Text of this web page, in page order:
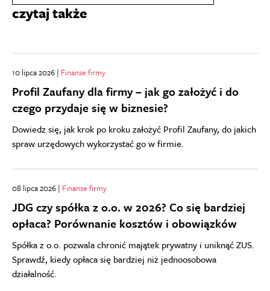
czytaj także
10 lipca 2026 | Finanse firmy
Profil Zaufany dla firmy – jak go założyć i do
czego przydaje się w biznesie?
Dowiedz się, jak krok po kroku założyć Profil Zaufany, do jakich
spraw urzędowych wykorzystać go w firmie.
08 lipca 2026 | Finanse firmy
JDG czy spółka z o.o. w 2026? Co się bardziej
opłaca? Porównanie kosztów i obowiązków
Spółka z o.o. pozwala chronić majątek prywatny i uniknąć ZUS.
Sprawdź, kiedy opłaca się bardziej niż jednoosobowa
działalność.